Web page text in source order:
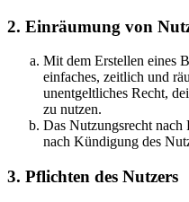
2. Einräumung von
Mit dem Erstellen eines
einfaches, zeitlich und
unentgeltliches Recht,
zu nutzen.
Das Nutzungsrecht
nach Kündigung des
3. Pflichten des Nutzers